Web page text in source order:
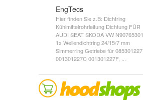
EngTecs
Hier finden Sie z.B: Dichtring
Kühlmittelrohrleitung Dichtung FÜR
AUDI SEAT SKODA VW N90765301,
1x Wellendichtring 24/15/7 mm
Simmerring Getriebe für 085301227
001301227C 001301227F, ...